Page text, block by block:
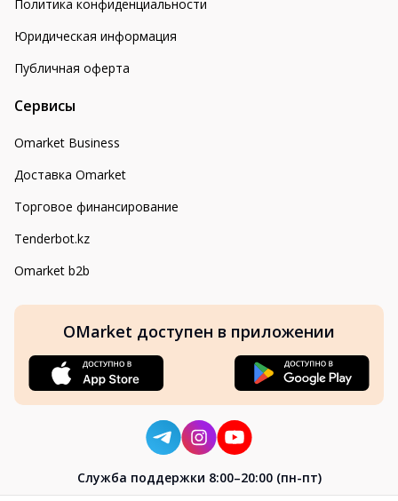
Политика конфиденциальности
Юридическая информация
Публичная оферта
Сервисы
Omarket Business
Доставка Omarket
Торговое финансирование
Tenderbot.kz
Omarket b2b
OMarket доступен в приложении
Cлужба поддержки 8:00–20:00 (пн-пт)